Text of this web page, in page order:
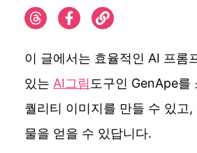
이 글에서는 효율적인 AI 프롬
있는 AI그림 도구인 GenApe를
퀄리티 이미지를 만들 수 있고
물을 얻을 수 있답니다.